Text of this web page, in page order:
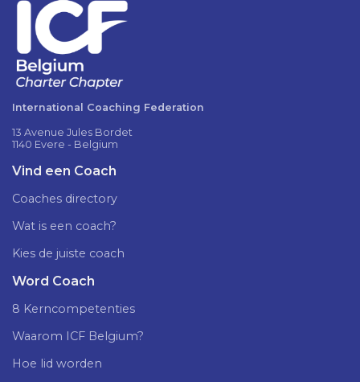
International Coaching Federation
13 Avenue Jules Bordet
1140 Evere - Belgium
Vind een Coach
Coaches directory
Wat is een coach?
Kies de juiste coach
Word Coach
8 Kerncompetenties
Waarom ICF Belgium?
Hoe lid worden